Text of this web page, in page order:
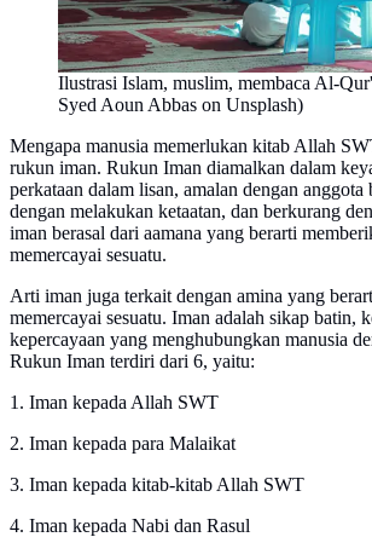
Ilustrasi Islam, muslim, membaca Al-
Syed Aoun Abbas on Unsplash)
Mengapa manusia memerlukan kitab Allah
rukun iman. Rukun Iman diamalkan dalam
perkataan dalam lisan, amalan dengan anggota
dengan melakukan ketaatan, dan berkurang
iman berasal dari aamana yang berarti
memercayai sesuatu.
Arti iman juga terkait dengan amina yang
memercayai sesuatu. Iman adalah sikap batin,
kepercayaan yang menghubungkan manusia
Rukun Iman terdiri dari 6, yaitu:
1. Iman kepada Allah SWT
2. Iman kepada para Malaikat
3. Iman kepada kitab-kitab Allah SWT
4. Iman kepada Nabi dan Rasul